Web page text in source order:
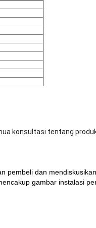
konsultasi tentang
dan
gambar instalasi